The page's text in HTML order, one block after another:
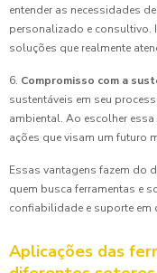
entender as necessidades
personalizado e consultivo.
soluções que realmente
6. Compromisso com a
sustentáveis em seu
ambiental. Ao escolher
ações que visam um futuro
Essas vantagens fazem do
quem busca ferramentas e
confiabilidade e suporte em
Aplicações das